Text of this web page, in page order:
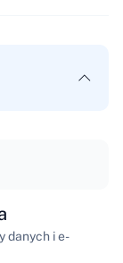
danych i e-